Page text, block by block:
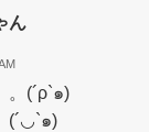
ん
。(´ρ`๑)
(´◡`๑)